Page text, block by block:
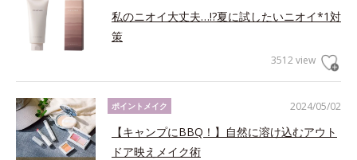
私のニオイ大丈夫…!?夏に試したいニオイ*1対
策
3512 view
2024/05/02
ポイントメイク
【キャンプにBBQ！】自然に溶け込むアウト
ドア映えメイク術